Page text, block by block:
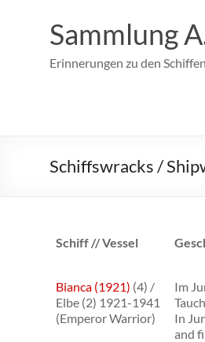
Sammlung
Erinnerungen zu den
Schiffswracks /
Schiff // Vessel
Bianca (1921) (4) /
Elbe (2) 1921-1941
(Emperor Warrior)
Im
In
and